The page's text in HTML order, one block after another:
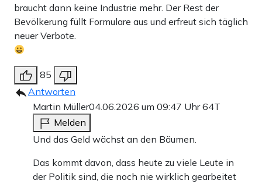
braucht dann keine Industrie mehr. Der Rest der
Bevölkerung füllt Formulare aus und erfreut sich täglich
neuer Verbote.
85
Antworten
Martin Müller04.06.2026 um 09:47 Uhr64T
Melden
Und das Geld wächst an den Bäumen.
Das kommt davon, dass heute zu viele Leute in
der Politik sind, die noch nie wirklich gearbeitet